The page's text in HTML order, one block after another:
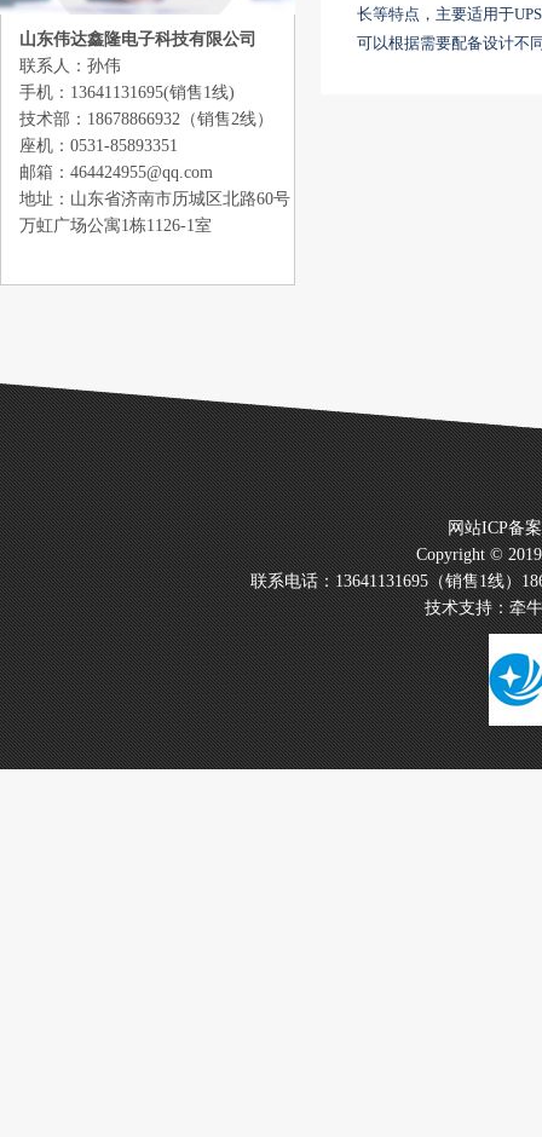
山东伟达鑫隆电子科技有限公司
联系人：孙伟
手机：13641131695(销售1线)
技术部：18678866932（销售2线）
座机：0531-85893351
邮箱：464424955@qq.com
地址：山东省济南市历城区北路60号
万虹广场公寓1栋1126-1室
长等特点，主要适用于
可以根据需要配备设计不
网站ICP备
Copyright ©
联系电话：13641131695（销售1线）
技术支持：牵